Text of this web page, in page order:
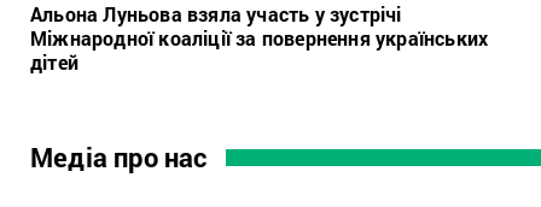
Альона Луньова взяла участь у зустрічі
Міжнародної коаліції за повернення українських
дітей
Медіа про нас